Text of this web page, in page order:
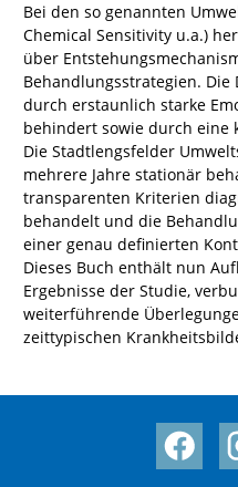
Bei den so genannten
Chemical Sensitivity u.a.)
über
Behandlungsstrategien.
durch erstaunlich starke
behindert sowie durch eine
Die Stadtlengsfelder
mehrere Jahre stationär
transparenten Kriterien
behandelt und die
einer genau definierten
Dieses Buch enthält nun
Ergebnisse der Studie,
weiterführende
zeittypischen